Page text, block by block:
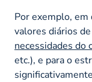
Por exemplo,
valores diários
necessidades do
etc.), e para o